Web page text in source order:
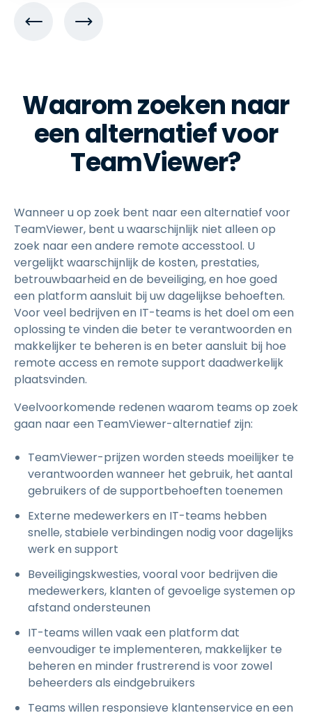
Waarom zoeken naar
een alternatief voor
TeamViewer?
Wanneer u op zoek bent naar een alternatief voor
TeamViewer, bent u waarschijnlijk niet alleen op
zoek naar een andere remote accesstool. U
vergelijkt waarschijnlijk de kosten, prestaties,
betrouwbaarheid en de beveiliging, en hoe goed
een platform aansluit bij uw dagelijkse behoeften.
Voor veel bedrijven en IT-teams is het doel om een
oplossing te vinden die beter te verantwoorden en
makkelijker te beheren is en beter aansluit bij hoe
remote access en remote support daadwerkelijk
plaatsvinden.
Veelvoorkomende redenen waarom teams op zoek
gaan naar een TeamViewer-alternatief zijn:
TeamViewer-prijzen worden steeds moeilijker te
verantwoorden wanneer het gebruik, het aantal
gebruikers of de supportbehoeften toenemen
Externe medewerkers en IT-teams hebben
snelle, stabiele verbindingen nodig voor dagelijks
werk en support
Beveiligingskwesties, vooral voor bedrijven die
medewerkers, klanten of gevoelige systemen op
afstand ondersteunen
IT-teams willen vaak een platform dat
eenvoudiger te implementeren, makkelijker te
beheren en minder frustrerend is voor zowel
beheerders als eindgebruikers
Teams willen responsieve klantenservice en een